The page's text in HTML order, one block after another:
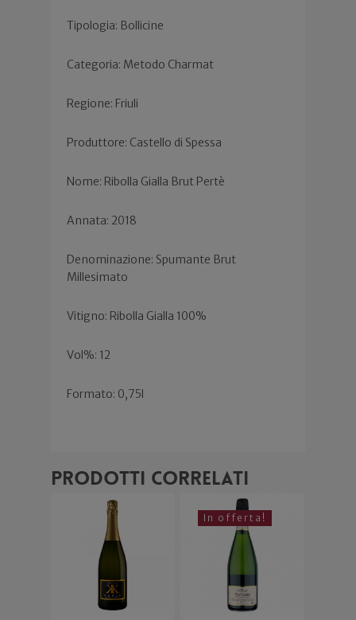
Tipologia: Bollicine
Categoria: Metodo Charmat
Regione: Friuli
Produttore: Castello di Spessa
Nome: Ribolla Gialla Brut Pertè
Annata: 2018
Denominazione: Spumante Brut
Millesimato
Vitigno: Ribolla Gialla 100%
Vol%: 12
Formato: 0,75l
Prodotti correlati
In offerta!